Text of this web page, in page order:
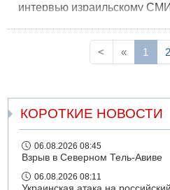
интервью израильскому
< « 1 2
КОРОТКИЕ НОВОСТИ
06.08.2026 08:45
Взрыв в Северном Тель-Авиве
06.08.2026 08:11